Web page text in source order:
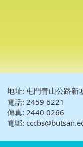
地址: 屯門青山公路新
電話: 2459 6221
傳真: 2440 0266
電郵: